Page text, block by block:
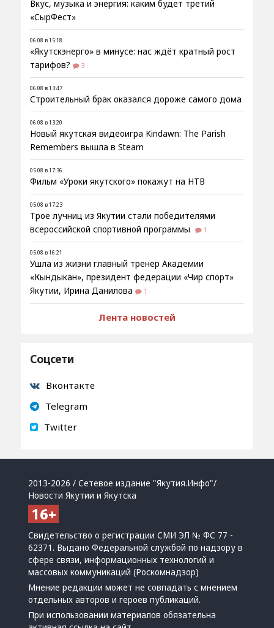
Вкус, музыка и энергия: каким будет третий
«СырФест»
06.08 в 15:18
«Якутскэнерго» в минусе: нас ждёт кратный рост
тарифов?
3
06.08 в 13:47
Строительный брак оказался дороже самого дома
06.08 в 13:20
Новый якутская видеоигра Kindawn: The Parish
Remembers вышла в Steam
05.08 в 17:36
Фильм «Уроки якутского» покажут на НТВ
05.08 в 17:23
Трое лучниц из Якутии стали победителями
всероссийской спортивной программы
1
05.08 в 16:21
Ушла из жизни главный тренер Академии
«Кындыкан», президент федерации «Чир спорт»
Якутии, Ирина Данилова
1
Лента новостей
Соцсети
Вконтакте
Telegram
Twitter
2013-2026 / Сетевое издание "Якутия.Инфо"/
Новости Якутии и Якутска
Свидетельство о регистрации СМИ ЭЛ № ФС 77 -
62371. Выдано Федеральной службой по надзору в
сфере связи, информационных технологий и
массовых коммуникаций (Роскомнадзор)
Мнение редакции может не совпадать с мнением
отдельных авторов и героев публикаций.
При использовании материалов обязательна